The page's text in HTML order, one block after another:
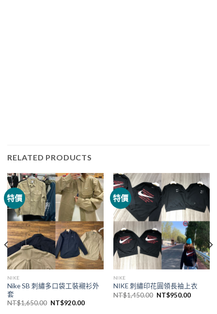
RELATED PRODUCTS
特價
NIKE
Nike SB 刺繡多口袋工裝襯衫外
套
NT$1,650.00 NT$920.00
特價
NIKE
NIKE 刺繡印花圓領長袖上衣
NT$1,450.00 NT$950.00